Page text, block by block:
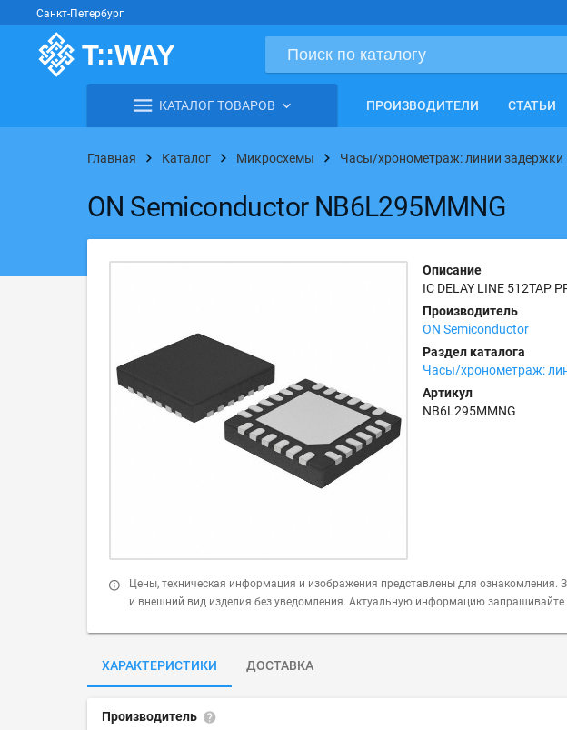
Санкт-Петербург
КАТАЛОГ ТОВАРОВ ПРОИЗВОДИТЕЛИ СТАТЬИ
Главная Каталог Микросхемы Часы/хронометраж: линии задержки
ON Semiconductor NB6L295MMNG
Описание
IC DELAY LINE 512TAP
Производитель
ON Semiconductor
Раздел каталога
Часы/хронометраж:
Артикул
NB6L295MMNG
Цены, техническая информация и изображения представлены для ознакомления.
и внешний вид изделия без уведомления. Актуальную информацию
ХАРАКТЕРИСТИКИ ДОСТАВКА
Производитель